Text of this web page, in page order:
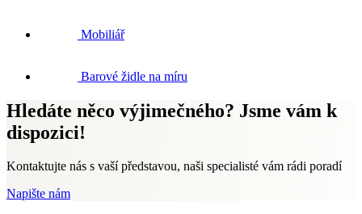
Mobiliář
Barové židle na míru
Hledáte něco výjimečného? Jsme vám k
dispozici!
Kontaktujte nás s vaší představou, naši specialisté vám rádi poradí
Napište nám